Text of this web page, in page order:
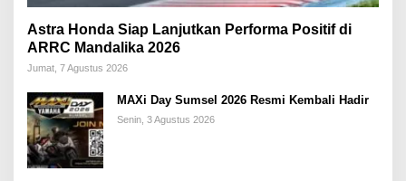
Astra Honda Siap Lanjutkan Performa Positif di
ARRC Mandalika 2026
Jumat, 7 Agustus 2026
MAXi Day Sumsel 2026 Resmi Kembali Hadir
Senin, 3 Agustus 2026